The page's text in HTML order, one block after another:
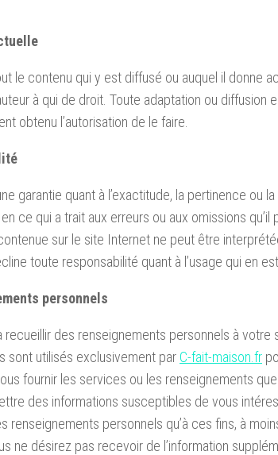
le contenu qui y est diffusé ou auquel il donne
à qui de droit. Toute adaptation ou diffusion
obtenu l’autorisation de le faire.
garantie quant à l’exactitude, la pertinence ou
ce qui a trait aux erreurs ou aux omissions qu’il
sur le site Internet ne peut être
toute responsabilité quant à l’usage qui en
personnels
des renseignements personnels à votre
sont utilisés exclusivement par C-fait-maison.fr
fournir les services ou les renseignements
des informations susceptibles de vous
renseignements personnels qu’à ces fins, à
ne désirez pas recevoir de l’information